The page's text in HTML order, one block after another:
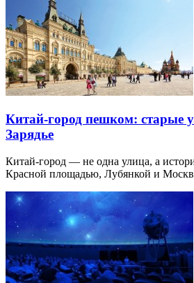
Китай-город пешком: старые
Зарядье
Китай-город — не одна улица, а
Красной площадью, Лубянкой и